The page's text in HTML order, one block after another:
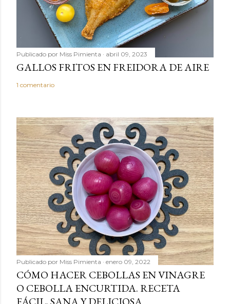
r
i
o
Publicado por Miss Pimienta abril 09, 2023
GALLOS FRITOS EN FREIDORA DE AIRE
1 comentario
Publicado por Miss Pimienta enero 09, 2022
CÓMO HACER CEBOLLAS EN VINAGRE
O CEBOLLA ENCURTIDA. RECETA
FÁCIL, SANA Y DELICIOSA